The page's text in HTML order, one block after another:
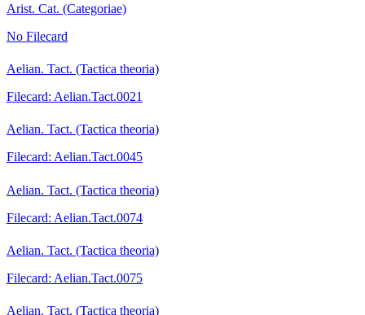
Arist. Cat. (Categoriae)
No Filecard
Aelian. Tact. (Tactica theoria)
Filecard: Aelian.Tact.0021
Aelian. Tact. (Tactica theoria)
Filecard: Aelian.Tact.0045
Aelian. Tact. (Tactica theoria)
Filecard: Aelian.Tact.0074
Aelian. Tact. (Tactica theoria)
Filecard: Aelian.Tact.0075
Aelian. Tact. (Tactica theoria)